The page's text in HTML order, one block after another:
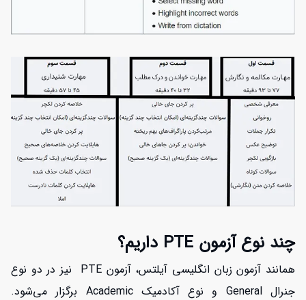
چند نوع آزمون PTE داریم؟
همانند آزمون زبان انگلیسی آیلتس، آزمون PTE نیز در دو نوع
جنرال General و نوع آکادمیک Academic برگزار می‌شود.